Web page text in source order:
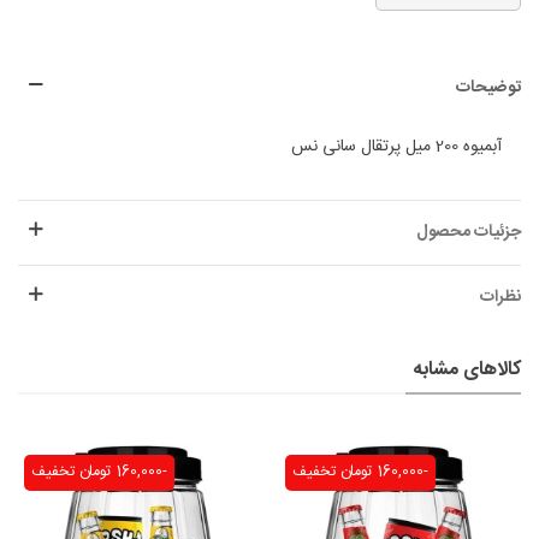
توضیحات
آبمیوه 200 میل پرتقال سانی نس
جزئیات محصول
نظرات
کالاهای مشابه
تخفیف -160,000 تومان تخفیف -160,000 تومان